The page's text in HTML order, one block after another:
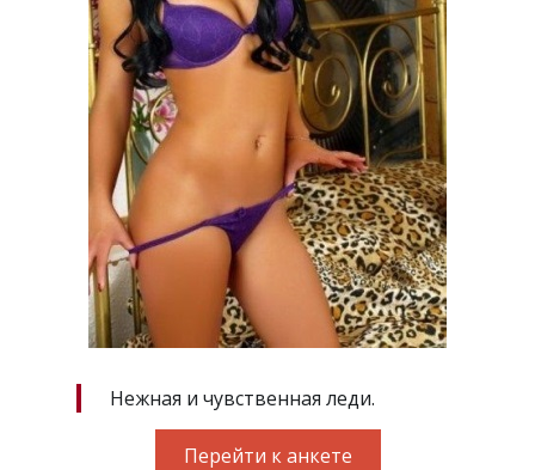
Нежная и чувственная леди.
Перейти к анкете